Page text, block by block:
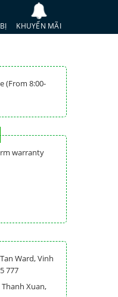
KHUYẾN MÃI
(From 8:00-
warranty
Ward, Vinh
777
Xuan,